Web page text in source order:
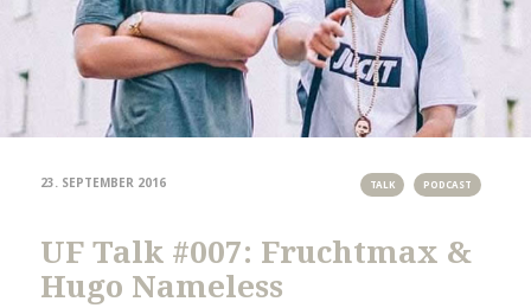
23. SEPTEMBER 2016 PODCAST
TALK
UF Talk #007: Fruchtmax &
Hugo Nameless